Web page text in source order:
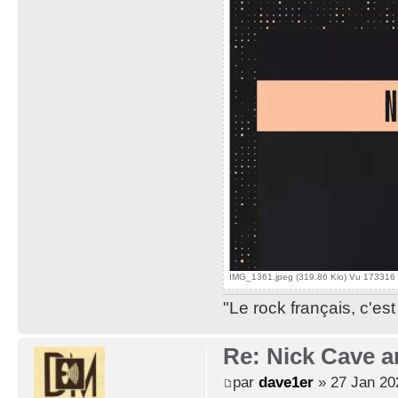
IMG_1361.jpeg (319.86 Kio) Vu 173316
"Le rock français,
Re: Nick Cave
par dave1er» 27 Jan